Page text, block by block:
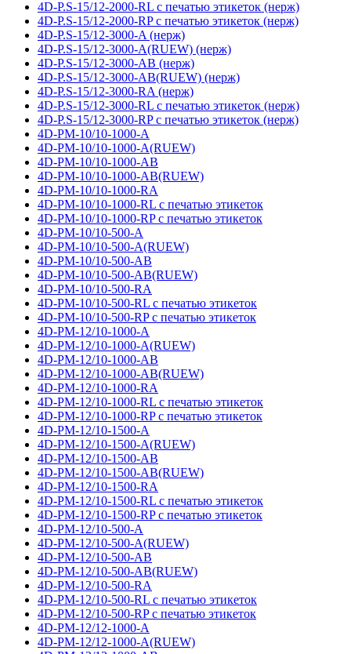
4D-P.S-15/12-2000-RL с печатью этикеток (нерж)
4D-P.S-15/12-2000-RP с печатью этикеток (нерж)
4D-P.S-15/12-3000-A (нерж)
4D-P.S-15/12-3000-A(RUEW) (нерж)
4D-P.S-15/12-3000-AB (нерж)
4D-P.S-15/12-3000-AB(RUEW) (нерж)
4D-P.S-15/12-3000-RA (нерж)
4D-P.S-15/12-3000-RL с печатью этикеток (нерж)
4D-P.S-15/12-3000-RP с печатью этикеток (нерж)
4D-PM-10/10-1000-A
4D-PM-10/10-1000-A(RUEW)
4D-PM-10/10-1000-AB
4D-PM-10/10-1000-AB(RUEW)
4D-PM-10/10-1000-RA
4D-PM-10/10-1000-RL с печатью этикеток
4D-PM-10/10-1000-RP с печатью этикеток
4D-PM-10/10-500-A
4D-PM-10/10-500-A(RUEW)
4D-PM-10/10-500-AB
4D-PM-10/10-500-AB(RUEW)
4D-PM-10/10-500-RA
4D-PM-10/10-500-RL с печатью этикеток
4D-PM-10/10-500-RP с печатью этикеток
4D-PM-12/10-1000-A
4D-PM-12/10-1000-A(RUEW)
4D-PM-12/10-1000-AB
4D-PM-12/10-1000-AB(RUEW)
4D-PM-12/10-1000-RA
4D-PM-12/10-1000-RL с печатью этикеток
4D-PM-12/10-1000-RP с печатью этикеток
4D-PM-12/10-1500-A
4D-PM-12/10-1500-A(RUEW)
4D-PM-12/10-1500-AB
4D-PM-12/10-1500-AB(RUEW)
4D-PM-12/10-1500-RA
4D-PM-12/10-1500-RL с печатью этикеток
4D-PM-12/10-1500-RP с печатью этикеток
4D-PM-12/10-500-A
4D-PM-12/10-500-A(RUEW)
4D-PM-12/10-500-AB
4D-PM-12/10-500-AB(RUEW)
4D-PM-12/10-500-RA
4D-PM-12/10-500-RL с печатью этикеток
4D-PM-12/10-500-RP с печатью этикеток
4D-PM-12/12-1000-A
4D-PM-12/12-1000-A(RUEW)